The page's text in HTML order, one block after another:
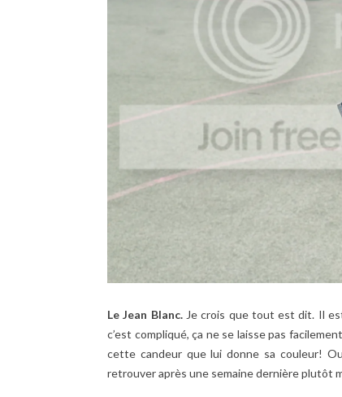
Le Jean Blanc.Je crois que tout est dit. Il
c’est compliqué, ça ne se laisse pas
cette candeur que lui donne sa couleur!
retrouver après une semaine dernière plutôt